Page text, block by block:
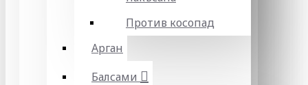
Против косопад
Арган
Балсами